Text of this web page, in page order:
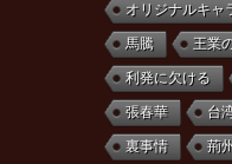
オリジナルキャ
馬騰 王業
利発に欠ける
張春華 台
裏事情 荊州